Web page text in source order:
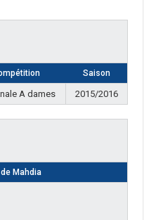
Saison
A dames 2015/2016
Mahdia